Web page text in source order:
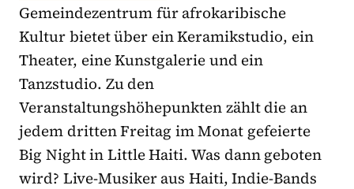
Gemeindezentrum für afrokaribische
Kultur bietet über ein Keramikstudio, ein
Theater, eine Kunstgalerie und ein
Tanzstudio. Zu den
Veranstaltungshöhepunkten zählt die an
jedem dritten Freitag im Monat gefeierte
Big Night in Little Haiti. Was dann geboten
wird? Live-Musiker aus Haiti, Indie-Bands